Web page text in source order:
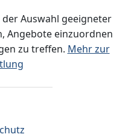
Auswahl geeigneter
Angebote einzuordnen
zu treffen. Mehr zur